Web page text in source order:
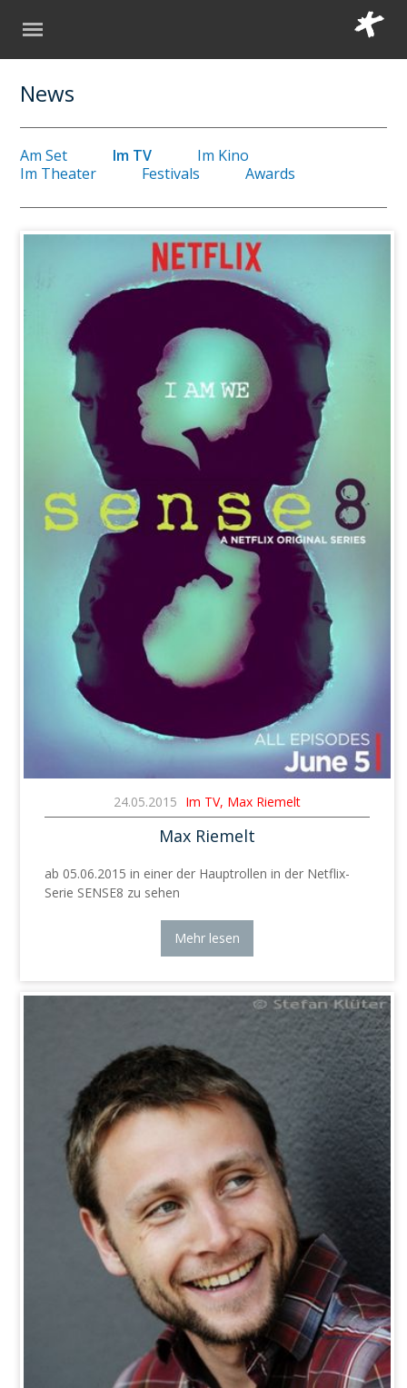
News
Am Set Im TV
Im Kino
Im Theater
Festivals Awards
24.05.2015 Im TV, Max Riemelt
Max Riemelt
ab 05.06.2015 in einer der Hauptrollen in der Netflix-
Serie SENSE8 zu sehen
Mehr lesen